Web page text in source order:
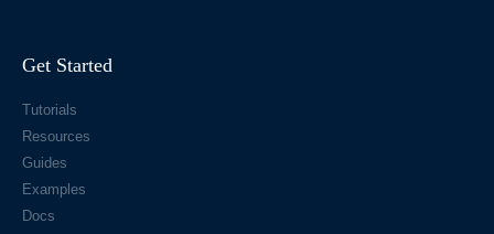
Get Started
Tutorials
Resources
Guides
Examples
Docs